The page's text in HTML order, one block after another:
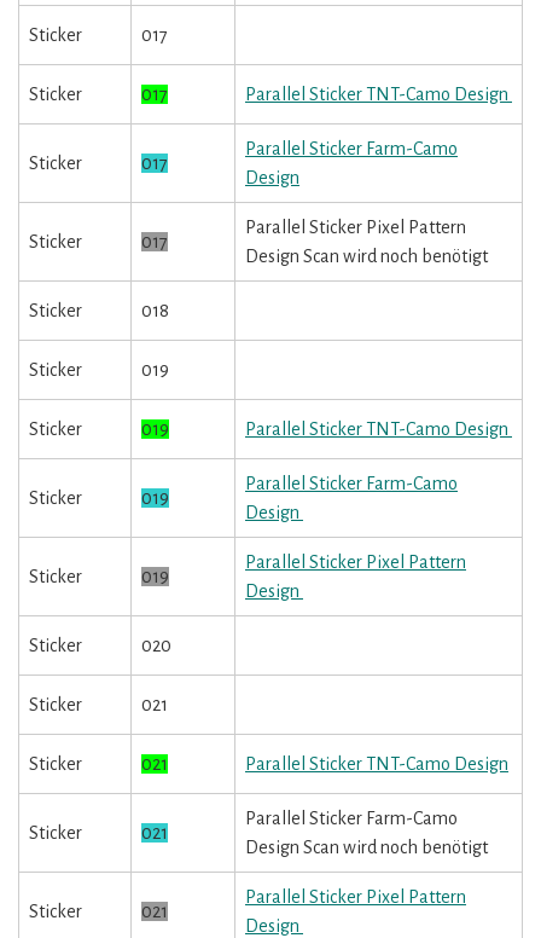
Sticker 017
Sticker 017 Parallel Sticker TNT-Camo Design
Sticker 017
Parallel Sticker Farm-Camo
Design
Sticker 017
Parallel Sticker Pixel Pattern
Design Scan wird noch benötigt
Sticker 018
Sticker 019
Sticker 019 Parallel Sticker TNT-Camo Design
Sticker 019
Parallel Sticker Farm-Camo
Design
Sticker 019
Parallel Sticker Pixel Pattern
Design
Sticker 020
Sticker 021
Sticker 021 Parallel Sticker TNT-Camo Design
Sticker 021
Parallel Sticker Farm-Camo
Design Scan wird noch benötigt
Sticker 021
Parallel Sticker Pixel Pattern
Design